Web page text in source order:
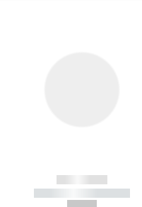
------------
----------- -----------